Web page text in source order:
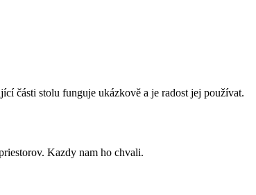
části stolu funguje ukázkově a je radost jej používat.
Kazdy nam ho chvali.